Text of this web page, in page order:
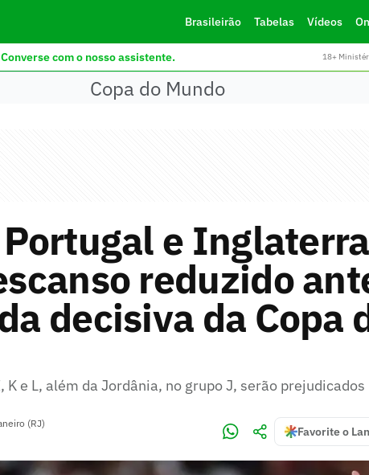
Brasileirão Tabelas Vídeos
Converse com o nosso assistente. 18+
Copa do Mundo
e Inglaterra
reduzido
decisiva da Copa
K e L, além da Jordânia, no grupo J, serão prejudicados
(RJ)
Favorite o